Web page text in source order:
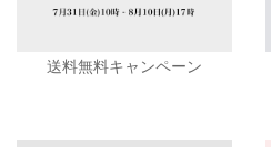
送料無料キャンペーン